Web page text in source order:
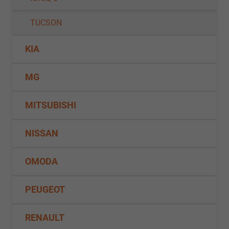
TUCSON
KIA
MG
MITSUBISHI
NISSAN
OMODA
PEUGEOT
RENAULT